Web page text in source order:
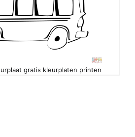
gratis kleurplaten printen